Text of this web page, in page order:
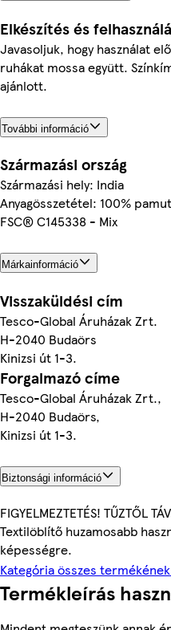
Elkészítés és
Javasoljuk, hogy használat
ruhákat mossa együtt.
ajánlott.
További információ
Származási ország
Származási hely: India
Anyagösszetétel: 100%
FSC® C145338 - Mix
Márkainformáció
Visszaküldési cím
Tesco-Global Áruházak Zrt.
H-2040 Budaörs
Kinizsi út 1-3.
Forgalmazó címe
Tesco-Global Áruházak Zrt.,
H-2040 Budaörs,
Kinizsi út 1-3.
Biztonsági információ
FIGYELMEZTETÉS! TŰZTŐL
Textilöblítő huzamosabb
képességre.
Kategória összes
Termékleírás